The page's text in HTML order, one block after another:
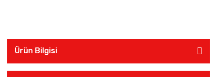
Ürün Bilgisi